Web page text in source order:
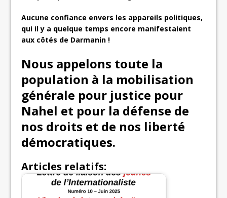
Aucune confiance envers les appareils politiques,
qui il y a quelque temps encore manifestaient
aux côtés de Darmanin !
Nous appelons toute la
population à la mobilisation
générale pour justice pour
Nahel et pour la défense de
nos droits et de nos liberté
démocratiques.
Articles relatifs: